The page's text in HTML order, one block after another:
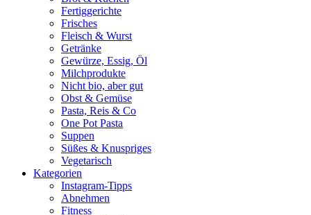
Fertiggerichte
Frisches
Fleisch & Wurst
Getränke
Gewürze, Essig, Öl
Milchprodukte
Nicht bio, aber gut
Obst & Gemüse
Pasta, Reis & Co
One Pot Pasta
Suppen
Süßes & Knuspriges
Vegetarisch
Kategorien
Instagram-Tipps
Abnehmen
Fitness